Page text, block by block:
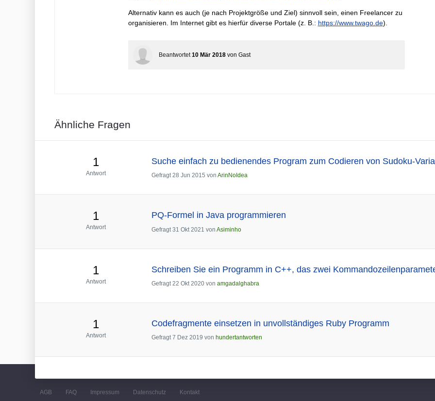
Alternativ kann es auch (je nach Projektgröße und Ziel) sinnvoll sein, einen Freelancer zu
organisieren. Im Internet gibt es hierfür diverse Portale (z. B.: https://www.twago.de).
Beantwortet 10 Mär 2018 von Gast
Ähnliche Fragen
1
Antwort
Suche einfach zu bedienendes Program zum Codieren von Sudoku-
Gefragt 28 Jun 2015 von ArinNoIdea
1
Antwort
PQ-Formel in Java programmieren
Gefragt 31 Okt 2021 von Asiminho
1
Antwort
Schreiben Sie ein Programm in C++, das zwei
Gefragt 22 Okt 2020 von amgadalghabra
1
Antwort
Codefragmente einsetzen in unvollständiges Ruby Programm
Gefragt 7 Dez 2019 von hundertantworten
AGB FAQ Impressum Datenschutz Kontakt